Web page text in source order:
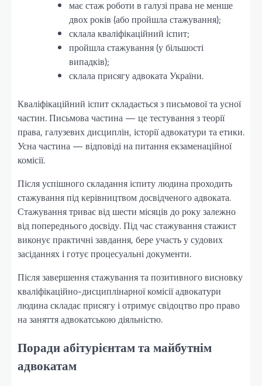
має стаж роботи в галузі права не менше
двох років (або пройшла стажування);
склала кваліфікаційний іспит;
пройшла стажування (у більшості
випадків);
склала присягу адвоката України.
Кваліфікаційний іспит складається з письмової та усної
частин. Письмова частина — це тестування з теорії
права, галузевих дисциплін, історії адвокатури та етики.
Усна частина — відповіді на питання екзаменаційної
комісії.
Після успішного складання іспиту людина проходить
стажування під керівництвом досвідченого адвоката.
Стажування триває від шести місяців до року залежно
від попереднього досвіду. Під час стажування стажист
виконує практичні завдання, бере участь у судових
засіданнях і готує процесуальні документи.
Після завершення стажування та позитивного висновку
кваліфікаційно-дисциплінарної комісії адвокатури
людина складає присягу і отримує свідоцтво про право
на заняття адвокатською діяльністю.
Поради абітурієнтам та майбутнім
адвокатам